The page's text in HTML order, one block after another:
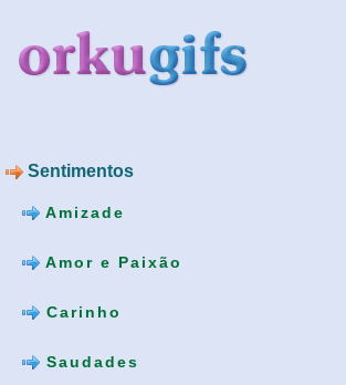
Sentimentos
Amizade
Amor e Paixão
Carinho
Saudades